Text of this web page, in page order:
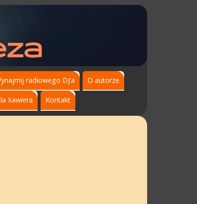
radiowego DJ’a O autorze
Xawiera Kontakt